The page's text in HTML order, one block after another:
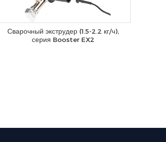
Сварочный экструдер (1.5-2.2 кг/ч),
серия Booster EX2